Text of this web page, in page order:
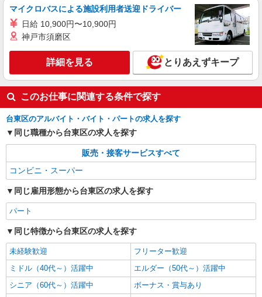
マイクロバスによる施設利用者送迎ドライバー
日給 10,900円〜10,900円
神戸市須磨区
詳細を見る とりあえずキープ
このお仕事に関連する条件で探す
台東区のアルバイト・バイト・パートの求人を探す
同じ職種から台東区の求人を探す
販売・接客サービスすべて
コンビニ・スーパー
同じ雇用形態から台東区の求人を探す
パート
同じ特徴から台東区の求人を探す
未経験歓迎
フリーター歓迎
ミドル（40代～）活躍中
エルダー（50代～）活躍中
シニア（60代～）活躍中
ボーナス・賞与あり